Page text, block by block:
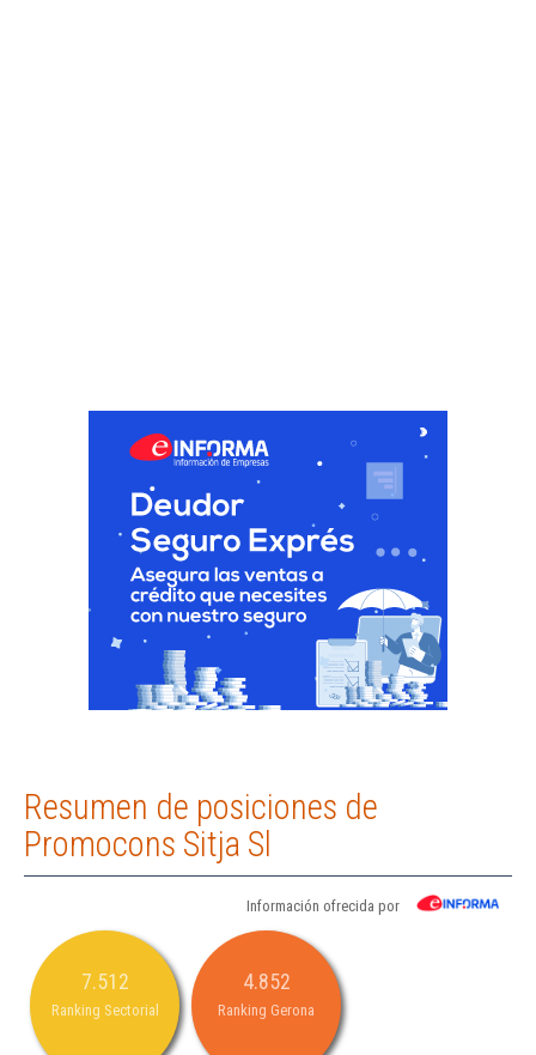
Resumen de posiciones de
Promocons Sitja Sl
Información ofrecida por
7.512
Ranking Sectorial
4.852
Ranking Gerona